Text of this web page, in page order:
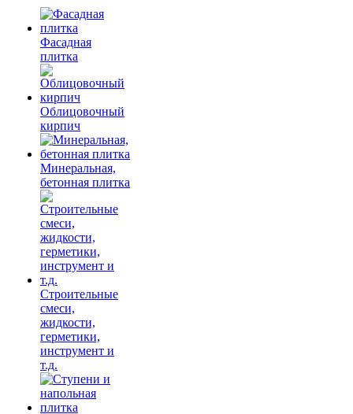
Фасадная
плитка
Облицовочный
кирпич
Минеральная,
бетонная плитка
Строительные
смеси,
жидкости,
герметики,
инструмент и
т.д.